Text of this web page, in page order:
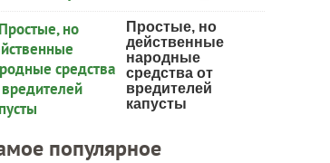
Простые, но
действенные
народные
средства от
вредителей
капусты
популярное